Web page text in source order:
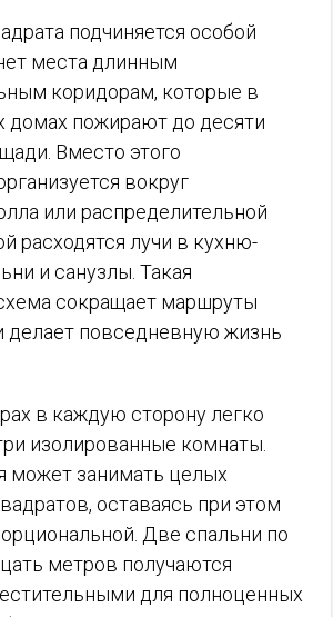
подчиняется особой
места длинным
коридорам, которые в
домах пожирают до десяти
Вместо этого
вокруг
или распределительной
расходятся лучи в кухню-
и санузлы. Такая
сокращает маршруты
делает повседневную жизнь
в каждую сторону легко
изолированные комнаты.
может занимать целых
оставаясь при этом
Две спальни по
метров получаются
для полноценных